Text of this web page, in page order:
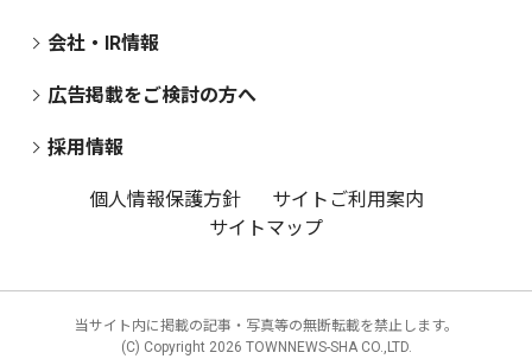
会社・IR情報
広告掲載をご検討の方へ
採用情報
個人情報保護方針
サイトご利用案内
サイトマップ
当サイト内に掲載の記事・写真等の無断転載を禁止します。
(C) Copyright 2026 TOWNNEWS-SHA CO.,LTD.